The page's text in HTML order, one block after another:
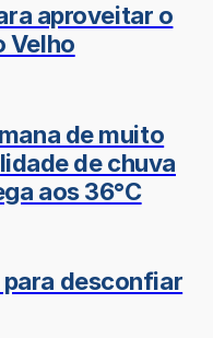
aproveitar o
Velho
de muito
de chuva
aos 36°C
desconfiar